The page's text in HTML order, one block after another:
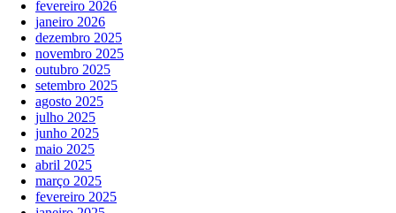
fevereiro 2026
janeiro 2026
dezembro 2025
novembro 2025
outubro 2025
setembro 2025
agosto 2025
julho 2025
junho 2025
maio 2025
abril 2025
março 2025
fevereiro 2025